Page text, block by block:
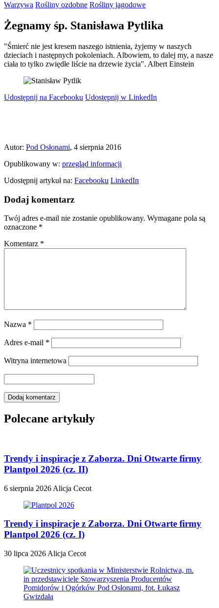
Warzywa Rośliny ozdobne Rośliny jagodowe
Żegnamy śp. Stanisława Pytlika
"Śmierć nie jest kresem naszego istnienia, żyjemy w naszych
dzieciach i następnych pokoleniach. Albowiem, to dalej my, a nasze
ciała to tylko zwiędłe liście na drzewie życia". Albert Einstein
Udostępnij na Facebooku Udostępnij w LinkedIn
Autor: Pod Osłonami, 4 sierpnia 2016
Opublikowany w: przegląd informacji
Udostępnij artykuł na: Facebooku LinkedIn
Dodaj komentarz
Twój adres e-mail nie zostanie opublikowany. Wymagane pola są
oznaczone *
Komentarz *
Nazwa *
Adres e-mail *
Witryna internetowa
Polecane artykuły
Trendy i inspiracje z Zaborza. Dni Otwarte firmy
Plantpol 2026 (cz. II)
6 sierpnia 2026 Alicja Cecot
Trendy i inspiracje z Zaborza. Dni Otwarte firmy
Plantpol 2026 (cz. I)
30 lipca 2026 Alicja Cecot